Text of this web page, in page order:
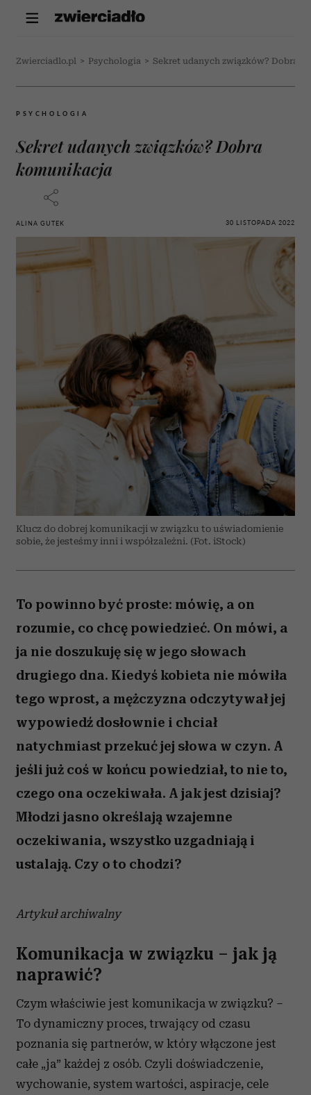
Zwierciadlo.pl > Psychologia > Sekret udanych związków? Dobra
PSYCHOLOGIA
Sekret udanych związków? Dobra
komunikacja
ALINA GUTEK 30 LISTOPADA 2022
Klucz do dobrej komunikacji w związku to uświadomienie
sobie, że jesteśmy inni i współzależni. (Fot. iStock)
To powinno być proste: mówię, a on
rozumie, co chcę powiedzieć. On mówi, a
ja nie doszukuję się w jego słowach
drugiego dna. Kiedyś kobieta nie mówiła
tego wprost, a mężczyzna odczytywał jej
wypowiedź dosłownie i chciał
natychmiast przekuć jej słowa w czyn. A
jeśli już coś w końcu powiedział, to nie to,
czego ona oczekiwała. A jak jest dzisiaj?
Młodzi jasno określają wzajemne
oczekiwania, wszystko uzgadniają i
ustalają. Czy o to chodzi?
Artykuł archiwalny
Komunikacja w związku – jak ją
naprawić?
Czym właściwie jest komunikacja w związku? –
To dynamiczny proces, trwający od czasu
poznania się partnerów, w który włączone jest
całe „ja” każdej z osób. Czyli doświadczenie,
wychowanie, system wartości, aspiracje, cele